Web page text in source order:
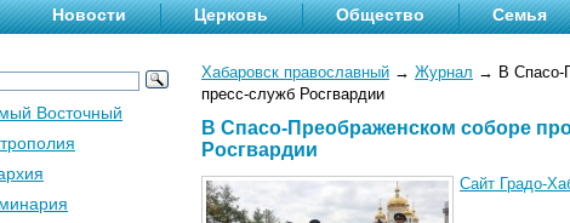
Новости Церковь Общество Семья
Хабаровск православный → Журнал → В Спасо-
пресс-служб Росгвардии
В Спасо-Преображенском соборе
Росгвардии
Сайт Градо-
Восточный